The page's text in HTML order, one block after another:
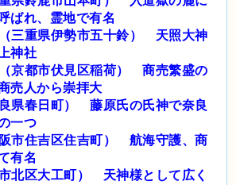
ばれ、霊地で有名
三重県伊勢市五十鈴） 天照大神
神社
京都市伏見区稲荷） 商売繁盛の
売人から崇拝大
県春日町） 藤原氏の氏神で奈良
一つ
市住吉区住吉町） 航海守護、商
有名
北区大工町） 天神様として広く